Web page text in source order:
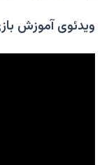
ویدئوی آموزش